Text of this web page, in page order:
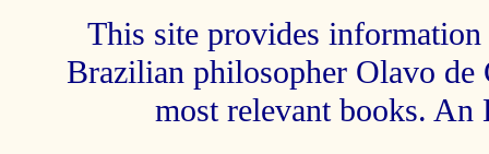
This site provides
Brazilian philosopher Olavo de
most relevant books.